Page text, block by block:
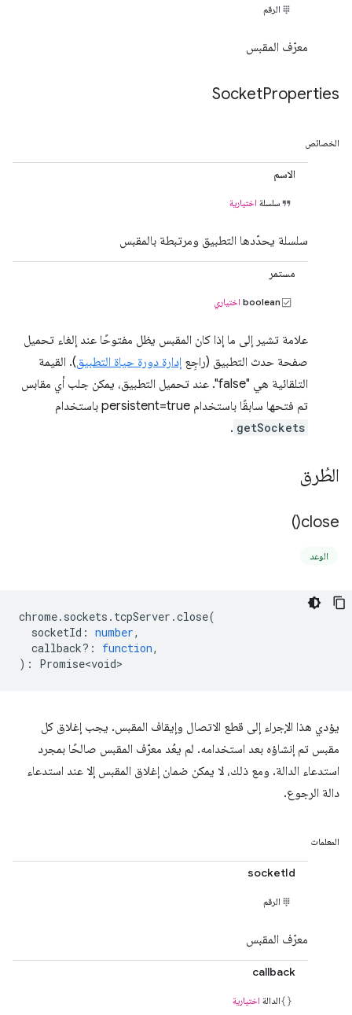
الرقم
معرّف المقبس
SocketProperties
الخصائص
الاسم
سلسلة اختيارية
سلسلة يحدّدها التطبيق ومرتبطة بالمقبس
مستمر
boolean اختياري
علامة تشير إلى ما إذا كان المقبس يظل مفتوحًا عند إلغاء تحميل
صفحة حدث التطبيق (راجِع إدارة دورة حياة التطبيق). القيمة
التلقائية هي "false". عند تحميل التطبيق، يمكن جلب أي مقابس
تم فتحها سابقًا باستخدام persistent=true باستخدام
getSockets
.
الطُرق
close(
)
الوعد
chrome. sockets . tcpServer .close(
socketId : number,
callback? : function,
) : Promise<void>
يؤدي هذا الإجراء إلى قطع الاتصال وإيقاف المقبس. يجب إغلاق كل
مقبس تم إنشاؤه بعد استخدامه. لم يعُد معرّف المقبس صالحًا بمجرد
استدعاء الدالة. ومع ذلك، لا يمكن ضمان إغلاق المقبس إلا عند استدعاء
دالة الرجوع.
المعلمات
socketId
الرقم
معرّف المقبس
callback
الدالة اختيارية